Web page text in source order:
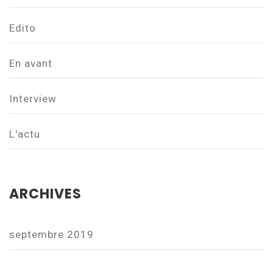
Edito
En avant
Interview
L'actu
ARCHIVES
septembre 2019